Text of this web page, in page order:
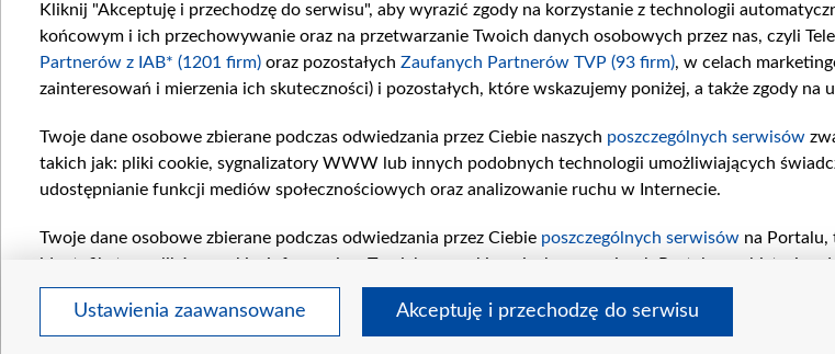
Kliknij "Akceptuję i przechodzę do serwisu", aby wyrazić zgody na korzystanie z technologii
końcowym i ich przechowywanie oraz na przetwarzanie Twoich danych osobowych przez nas, czyli
Partnerów z IAB* (1201 firm) oraz pozostałych Zaufanych Partnerów TVP (93 firm), w celach
zainteresowań i mierzenia ich skuteczności) i pozostałych, które wskazujemy poniżej, a także zgody
Twoje dane osobowe zbierane podczas odwiedzania przez Ciebie naszych poszczególnych serwisów
takich jak: pliki cookie, sygnalizatory WWW lub innych podobnych technologii umożliwiających
udostępnianie funkcji mediów społecznościowych oraz analizowanie ruchu w Internecie.
Twoje dane osobowe zbierane podczas odwiedzania przez Ciebie poszczególnych serwisów na Portalu,
identyfikatory plików cookie, informacje o Twoich wyszukiwaniach w serwisach Portalu czy historia
pozostałychZaufanych Partnerów TVP
dla realizacji następujących celów i funkcji: przechowywania
wyboru spersonalizowanych reklam, tworzenia profilu spersonalizowanych reklam, tworzenia profilu
Ustawienia zaawansowane Akceptuję i przechodzę do serwisu